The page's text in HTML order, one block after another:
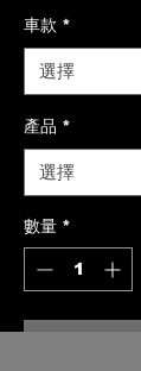
車款 *
產品 *
數量 *